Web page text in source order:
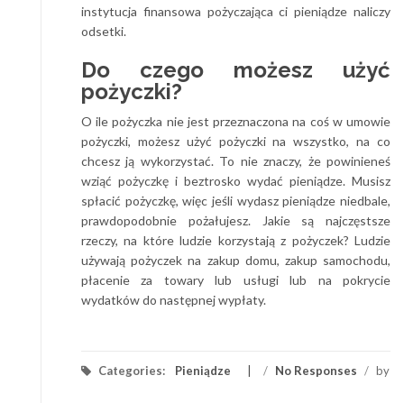
instytucja finansowa pożyczająca ci pieniądze naliczy
odsetki.
Do czego możesz użyć
pożyczki?
O ile pożyczka nie jest przeznaczona na coś w umowie
pożyczki, możesz użyć pożyczki na wszystko, na co
chcesz ją wykorzystać. To nie znaczy, że powinieneś
wziąć pożyczkę i beztrosko wydać pieniądze. Musisz
spłacić pożyczkę, więc jeśli wydasz pieniądze niedbale,
prawdopodobnie pożałujesz. Jakie są najczęstsze
rzeczy, na które ludzie korzystają z pożyczek? Ludzie
używają pożyczek na zakup domu, zakup samochodu,
płacenie za towary lub usługi lub na pokrycie
wydatków do następnej wypłaty.
Categories: Pieniądze / No Responses / by